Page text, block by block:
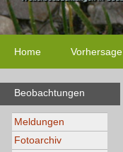
Home Vorhersage
Beobachtungen
Meldungen
Fotoarchiv